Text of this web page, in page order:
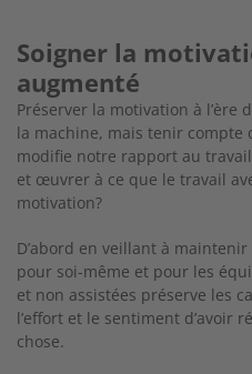
Soigner la
augmenté
Préserver la motivation à l’ère
la machine, mais tenir
modifie notre rapport au
et œuvrer à ce que le travail
motivation?
D’abord en veillant à
pour soi-même et pour les
et non assistées préserve les
l’effort et le sentiment d’avoir
chose.